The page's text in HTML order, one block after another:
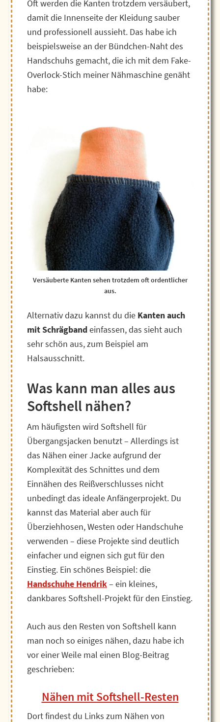
Oft werden die Kanten trotzdem versäubert,
damit die Innenseite der Kleidung sauber
und professionell aussieht. Das habe ich
beispielsweise an der Bündchen-Naht des
Handschuhs gemacht, die ich mit dem Fake-
Overlock-Stich meiner Nähmaschine genäht
habe:
Versäuberte Kanten sehen trotzdem oft ordentlicher
aus.
Alternativ dazu kannst du die Kanten auch
mit Schrägbandeinfassen, das sieht auch
sehr schön aus, zum Beispiel am
Halsausschnitt.
Was kann man alles aus
Softshell nähen?
Am häufigsten wird Softshell für
Übergangsjacken benutzt – Allerdings ist
das Nähen einer Jacke aufgrund der
Komplexität des Schnittes und dem
Einnähen des Reißverschlusses nicht
unbedingt das ideale Anfängerprojekt. Du
kannst das Material aber auch für
Überziehhosen, Westen oder Handschuhe
verwenden – diese Projekte sind deutlich
einfacher und eignen sich gut für den
Einstieg. Ein schönes Beispiel: die
Handschuhe Hendrik– ein kleines,
dankbares Softshell-Projekt für den Einstieg.
Auch aus den Resten von Softshell kann
man noch so einiges nähen, dazu habe ich
vor einer Weile mal einen Blog-Beitrag
geschrieben:
Nähen mit Softshell-Resten
Dort findest du Links zum Nähen von